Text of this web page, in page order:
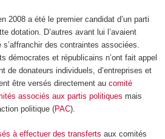
2008 a été le premier candidat d’un parti
dotation. D’autres avant lui l’avaient
des contraintes associées.
démocrates et républicains n’ont fait appel
de donateurs individuels, d’entreprises et
être versés directement au comité
associés aux partis politiques mais
politique (PAC).
à effectuer des transferts aux comités